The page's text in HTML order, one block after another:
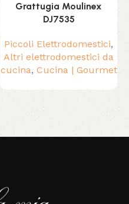
Grattugia Moulinex
DJ7535
Piccoli Elettrodomestici,
Altri elettrodomestici da
cucina, Cucina | Gourmet